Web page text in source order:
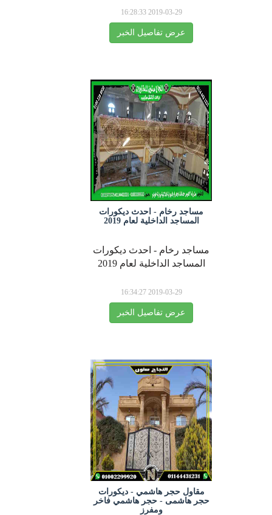
2019-03-29 16:28:33
عرض تفاصيل الخبر
مساجد رخام - احدث ديكورات
المساجد الداخلية لعام 2019
مساجد رخام - احدث ديكورات
المساجد الداخلية لعام 2019
2019-03-29 16:34:27
عرض تفاصيل الخبر
مقاول حجر هاشمي - ديكورات
حجر هاشمى - حجر هاشمي فاخر
ومفرز